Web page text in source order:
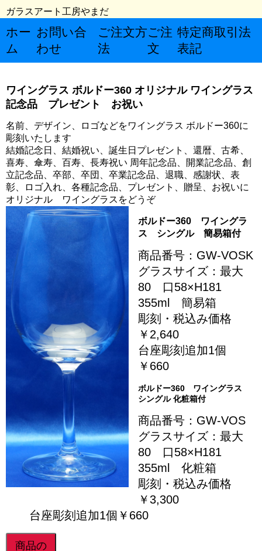
ガラスアート工房やまだ
ホー
ム
お問い合
わせ
ご注文方
法
ご注
文
特定商取引法
表記
ワイングラス ボルドー360 オリジナル ワイングラス
記念品 プレゼント お祝い
名前、デザイン、ロゴなどをワイングラス ボルドー360に
彫刻いたします
結婚記念日、結婚祝い、誕生日プレゼント、還暦、古希、
喜寿、傘寿、百寿、長寿祝い 周年記念品、開業記念品、創
立記念品、卒部、卒団、卒業記念品、退職、感謝状、表
彰、ロゴ入れ、各種記念品、プレゼント、贈呈、お祝いに
オリジナル ワイングラスをどうぞ
ボルドー360 ワイングラ
ス シングル 簡易箱付
商品番号：GW-VOSK
グラスサイズ：最大
80 口58×H181
355ml 簡易箱
彫刻・税込み価格
￥2,640
台座彫刻追加1個
￥660
ボルドー360 ワイングラス
シングル 化粧箱付
商品番号：GW-VOS
グラスサイズ：最大
80 口58×H181
355ml 化粧箱
彫刻・税込み価格
￥3,300
台座彫刻追加1個￥660
商品の